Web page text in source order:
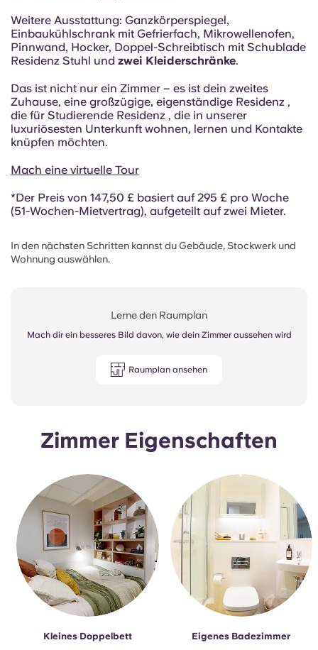
Weitere Ausstattung: Ganzkörperspiegel,
Einbaukühlschrank mit Gefrierfach, Mikrowellenofen,
Pinnwand, Hocker, Doppel-Schreibtisch mit Schublade
Residenz Stuhl und zwei Kleiderschränke.
Das ist nicht nur ein Zimmer – es ist dein zweites
Zuhause, eine großzügige, eigenständige Residenz ,
die für Studierende Residenz , die in unserer
luxuriösesten Unterkunft wohnen, lernen und Kontakte
knüpfen möchten.
Mach eine virtuelle Tour
*Der Preis von 147,50 £ basiert auf 295 £ pro Woche
(51-Wochen-Mietvertrag), aufgeteilt auf zwei Mieter.
In den nächsten Schritten kannst du Gebäude, Stockwerk und
Wohnung auswählen.
Lerne den Raumplan
Mach dir ein besseres Bild davon, wie dein Zimmer aussehen wird
Raumplan ansehen
Zimmer Eigenschaften
Kleines Doppelbett Eigenes Badezimmer